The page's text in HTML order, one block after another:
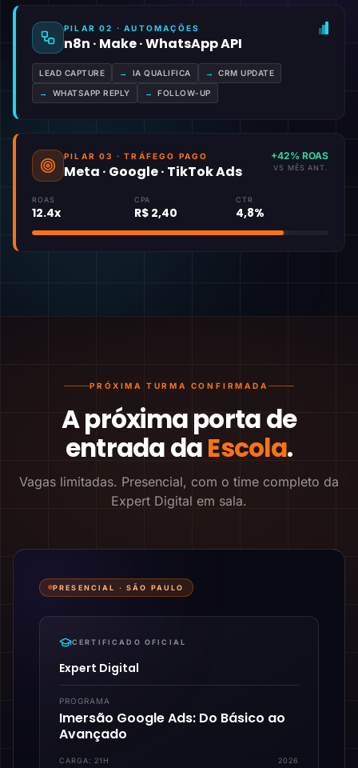
PILAR 02 · AUTOMAÇÕES
n8n · Make · WhatsApp API
LEAD CAPTURE → IA QUALIFICA → CRM UPDATE
→ WHATSAPP REPLY → FOLLOW-UP
PILAR 03 · TRÁFEGO PAGO
Meta · Google · TikTok Ads
+42% ROAS
VS MÊS ANT.
ROAS
12.4x
CPA
R$ 2,40
CTR
4,8%
PRÓXIMA TURMA CONFIRMADA
A próxima porta de
entrada daEscola.
Vagas limitadas. Presencial, com o time completo da
Expert Digital em sala.
PRESENCIAL ·SÃO PAULO
CERTIFICADO OFICIAL
Expert Digital
PROGRAMA
Imersão Google Ads: Do Básico ao
Avançado
CARGA: 21H 2026